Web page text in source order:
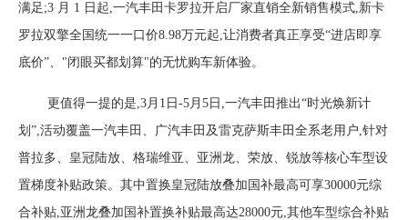
满足;3 月 1 日起,一汽丰田卡罗拉开启厂家直销全新销售模式,新卡
罗拉双擎全国统一一口价8.98万元起,让消费者真正享受“进店即享
底价”、"闭眼买都划算"的无忧购车新体验。
更值得一提的是,3月1日-5月5日,一汽丰田推出“时光焕新计
划 ”,活动覆盖一汽丰田、广汽丰田及雷克萨斯丰田全系老用户,针对
普拉多、 皇冠陆放、 格瑞维亚、 亚洲龙、荣放、锐放等核心车型设
置梯度补贴政策。其中置换皇冠陆放叠加国补最高可享30000元综
合补贴,亚洲龙叠加国补置换补贴最高达28000元,其他车型综合补贴